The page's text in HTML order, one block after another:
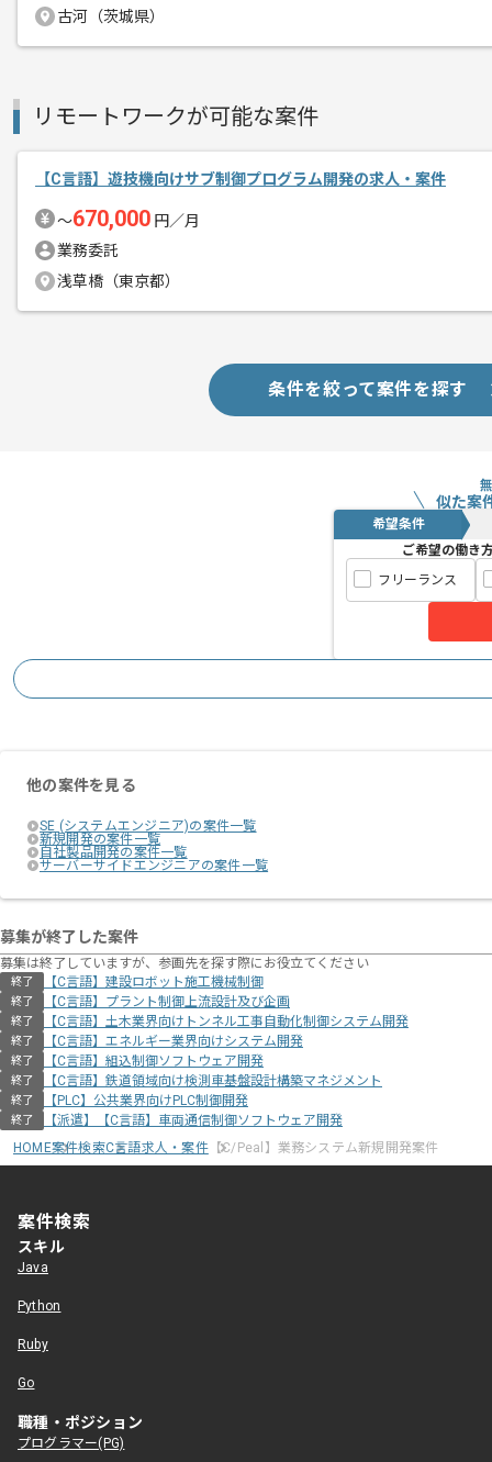
エージェントからのコ
インターネットに関わるコアテクノロジ
大規模システムの開発、運用といった
インターネット関連サービスを法人向
古河（茨城県）
リモートワークが可能な案件
【C言語】遊技機向けサブ制御プログラム開発の求人・案件
〜670,000 円／月
業務委託
浅草橋（東京都）
条件を絞って案件を探す
似た案
希望条件
ご希望の働き
フリーランス
他の案件を見る
SE (システムエンジニア)の案件一覧
新規開発の案件一覧
自社製品開発の案件一覧
サーバーサイドエンジニアの案件一覧
募集が終了した案件
募集は終了していますが、参画先を探す際にお役立てください
終了 【C言語】建設ロボット施工機械制御
終了 【C言語】プラント制御上流設計及び企画
終了 【C言語】土木業界向けトンネル工事自動化制御システム開発
終了 【C言語】エネルギー業界向けシステム開発
終了 【C言語】組込制御ソフトウェア開発
終了 【C言語】鉄道領域向け検測車基盤設計構築マネジメント
終了 【PLC】公共業界向けPLC制御開発
終了
【派遣】【C言語】車両通信制御ソフトウェア開発
HOME案件検索C言語求人・案件【C/Peal】業務システム新規開発案件
案件検索
スキル
Java
Python
Ruby
Go
職種・ポジション
プログラマー(PG)